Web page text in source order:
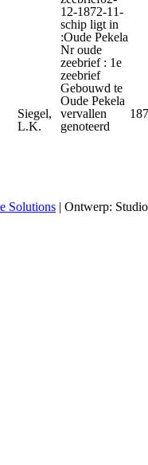
12-1872-11-
schip ligt in
:Oude Pekela
Nr oude
zeebrief : 1e
zeebrief
Gebouwd te
Oude Pekela
Siegel,
L.K.
vervallen
genoteerd
Solutions | Ontwerp: Studio